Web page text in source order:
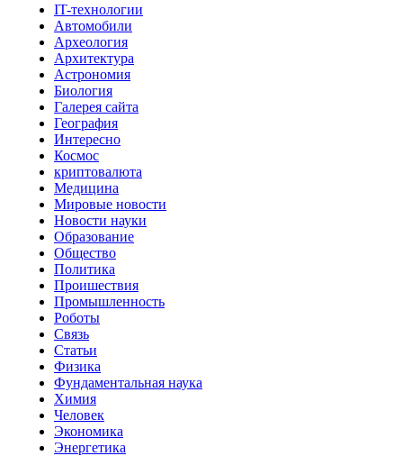
IT-технологии
Автомобили
Археология
Архитектура
Астрономия
Биология
Галерея сайта
География
Интересно
Космос
криптовалюта
Медицина
Мировые новости
Новости науки
Образование
Общество
Политика
Проишествия
Промышленность
Роботы
Связь
Статьи
Физика
Фундаментальная наука
Химия
Человек
Экономика
Энергетика